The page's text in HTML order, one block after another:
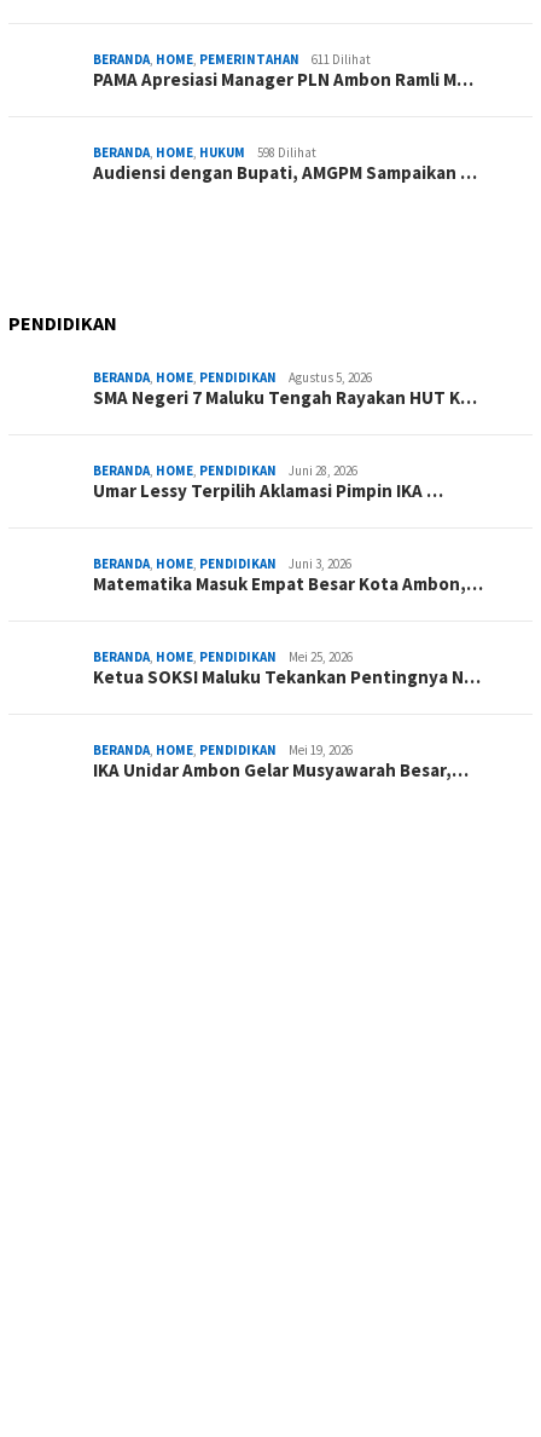
BERANDA, HOME, PEMERINTAHAN 611 Dilihat
PAMA Apresiasi Manager PLN Ambon Ramli M…
BERANDA, HOME, HUKUM 598 Dilihat
Audiensi dengan Bupati, AMGPM Sampaikan …
PENDIDIKAN
BERANDA, HOME, PENDIDIKAN Agustus 5, 2026
SMA Negeri 7 Maluku Tengah Rayakan HUT K…
BERANDA, HOME, PENDIDIKAN Juni 28, 2026
Umar Lessy Terpilih Aklamasi Pimpin IKA …
BERANDA, HOME, PENDIDIKAN Juni 3, 2026
Matematika Masuk Empat Besar Kota Ambon,…
BERANDA, HOME, PENDIDIKAN Mei 25, 2026
Ketua SOKSI Maluku Tekankan Pentingnya N…
BERANDA, HOME, PENDIDIKAN Mei 19, 2026
IKA Unidar Ambon Gelar Musyawarah Besar,…